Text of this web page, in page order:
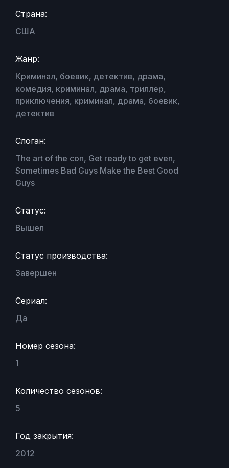
Страна:
США
Жанр:
Криминал, боевик, детектив, драма,
комедия, криминал, драма, триллер,
приключения, криминал, драма, боевик,
детектив
Слоган:
The art of the con, Get ready to get even,
Sometimes Bad Guys Make the Best Good
Guys
Статус:
Вышел
Статус производства:
Завершен
Сериал:
Да
Номер сезона:
1
Количество сезонов:
5
Год закрытия:
2012